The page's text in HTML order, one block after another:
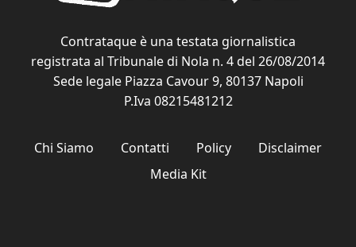
Contrataque è una testata giornalistica
registrata al Tribunale di Nola n. 4 del 26/08/2014
Sede legale Piazza Cavour 9, 80137 Napoli
P.Iva 08215481212
Chi Siamo Contatti Policy
Disclaimer
Media Kit